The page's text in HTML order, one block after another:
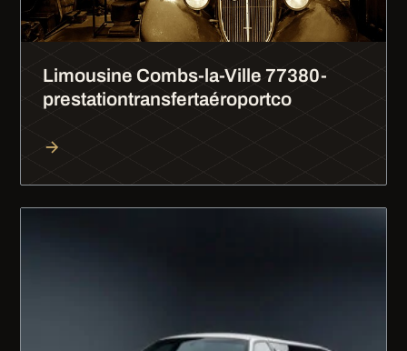
Limousine Combs-la-Ville 77380-
prestationtransfertaéroportco